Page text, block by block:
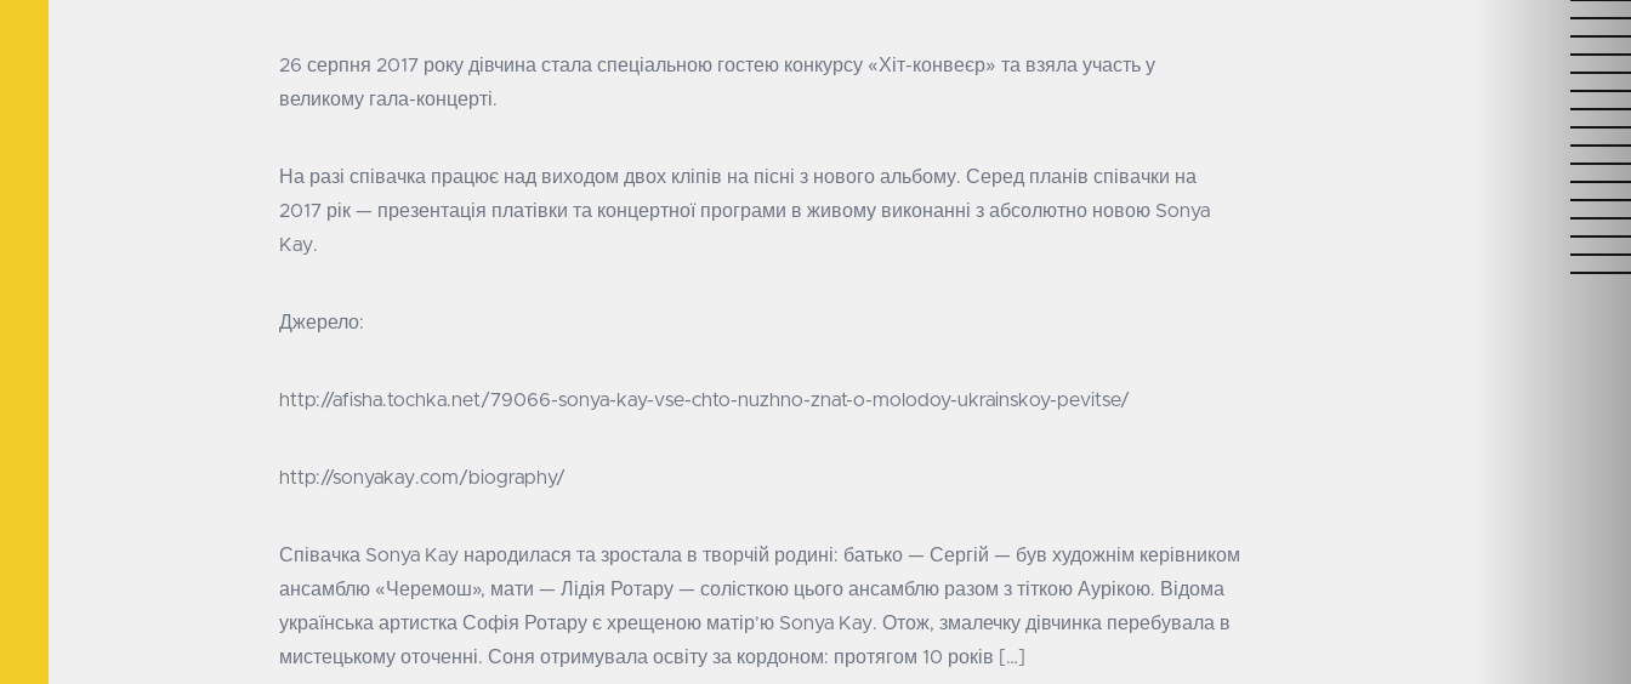
26 серпня 2017 року дівчина стала спеціальною гостею конкурсу «Хіт-конвеєр» та взяла участь у
великому гала-концерті.
На разі співачка працює над виходом двох кліпів на пісні з нового альбому. Серед планів співачки на
2017 рік — презентація платівки та концертної програми в живому виконанні з абсолютно новою Sonya
Kay.
Джерело:
http://afisha.tochka.net/79066-sonya-kay-vse-chto-nuzhno-znat-o-molodoy-ukrainskoy-pevitse/
http://sonyakay.com/biography/
Співачка Sonya Kay народилася та зростала в творчій родині: батько — Сергій — був художнім керівником
ансамблю «Черемош», мати — Лідія Ротару — солісткою цього ансамблю разом з тіткою Аурікою. Відома
українська артистка Софія Ротару є хрещеною матір’ю Sonya Kay. Отож, змалечку дівчинка перебувала в
мистецькому оточенні. Соня отримувала освіту за кордоном: протягом 10 років […]